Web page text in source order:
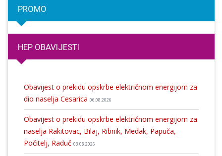
PROMO
HEP OBAVIJESTI
Obavijest o prekidu opskrbe električnom energijom za
dio naselja Cesarica 06.08.2026
Obavijest o prekidu opskrbe električnom energijom za
naselja Rakitovac, Bilaj, Ribnik, Medak, Papuča,
Počitelj, Raduč 03.08.2026